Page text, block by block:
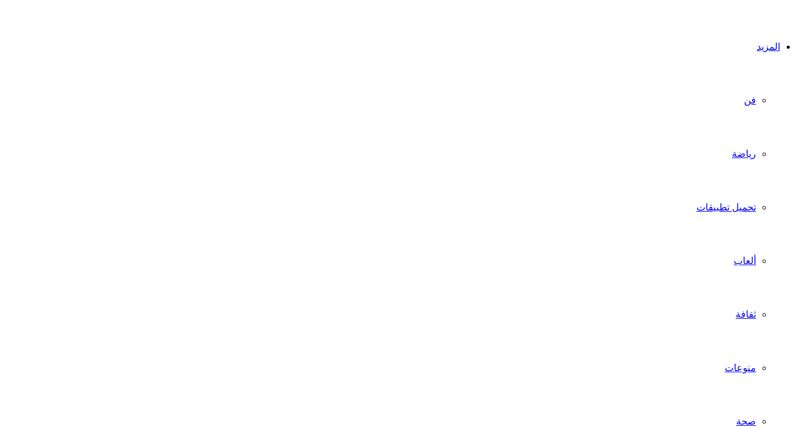
المزيد
فن
رياضة
تحميل تطبيقات
ألعاب
ثقافة
منوعات
صحة